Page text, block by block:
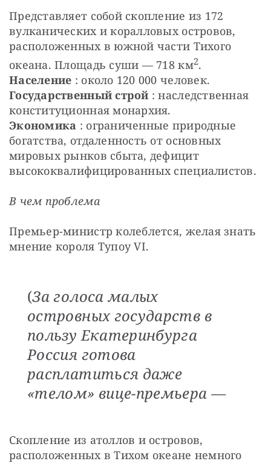
Представляет собой скопление из 172
вулканических и коралловых островов,
расположенных в южной части Тихого
океана. Площадь суши — 718 км2.
Население : около 120 000 человек.
Государственный строй : наследственная
конституционная монархия.
Экономика : ограниченные природные
богатства, отдаленность от основных
мировых рынков сбыта, дефицит
высококвалифицированных специалистов.
В чем проблема
Премьер-министр колеблется, желая знать
мнение короля Тупоу VI.
(За голоса малых
островных государств в
пользу Екатеринбурга
Россия готова
расплатиться даже
«телом» вице-премьера —
Скопление из атоллов и островов,
расположенных в Тихом океане немного